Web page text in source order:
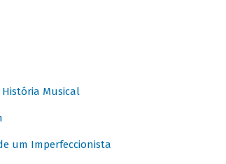
História Musical
de um Imperfeccionista